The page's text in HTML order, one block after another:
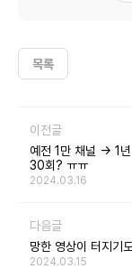
목록
이전글
예전 1만 채널 -> 1
30회? ㅠㅠ
2024.03.16
다음글
망한 영상이 터지기
2024.03.15